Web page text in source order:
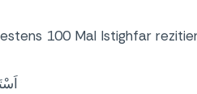
100 Mal Istighfar